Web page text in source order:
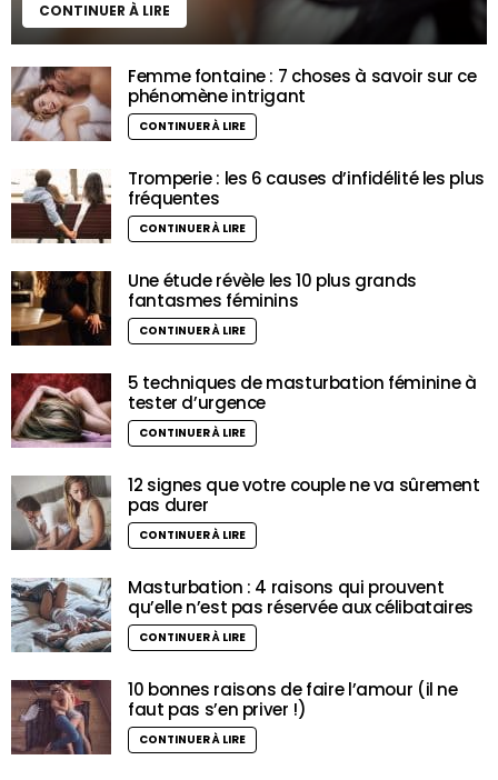
CONTINUER À LIRE
Femme fontaine : 7 choses à savoir sur ce
phénomène intrigant
CONTINUER À LIRE
Tromperie : les 6 causes d’infidélité les plus
fréquentes
CONTINUER À LIRE
Une étude révèle les 10 plus grands
fantasmes féminins
CONTINUER À LIRE
5 techniques de masturbation féminine à
tester d’urgence
CONTINUER À LIRE
12 signes que votre couple ne va sûrement
pas durer
CONTINUER À LIRE
Masturbation : 4 raisons qui prouvent
qu’elle n’est pas réservée aux célibataires
CONTINUER À LIRE
10 bonnes raisons de faire l’amour (il ne
faut pas s’en priver !)
CONTINUER À LIRE